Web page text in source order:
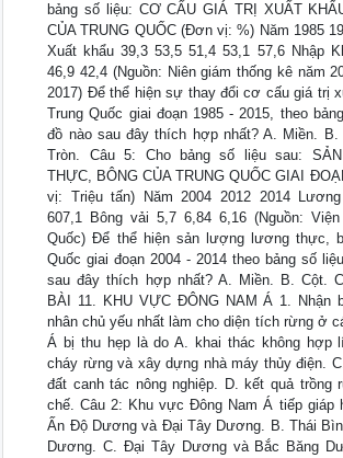
bảng số liệu: CƠ CẤU GIÁ TRỊ XUẤT
CỦA TRUNG QUỐC (Đơn vị: %) Năm 1985
Xuất khẩu 39,3 53,5 51,4 53,1 57,6 Nhập
46,9 42,4 (Nguồn: Niên giám thống kê năm
2017) Để thể hiện sự thay đổi cơ cấu giá trị
Trung Quốc giai đoạn 1985 - 2015, theo
đồ nào sau đây thích hợp nhất? A. Miền.
Tròn. Câu 5: Cho bảng số liệu sau:
THỰC, BÔNG CỦA TRUNG QUỐC GIAI
vị: Triệu tấn) Năm 2004 2012 2014
607,1 Bông vải 5,7 6,84 6,16 (Nguồn:
Quốc) Để thể hiện sản lượng lương thực,
Quốc giai đoạn 2004 - 2014 theo bảng số
sau đây thích hợp nhất? A. Miền. B. Cột.
BÀI 11. KHU VỰC ĐÔNG NAM Á 1. Nhận
nhân chủ yếu nhất làm cho diện tích rừng ở
Á bị thu hẹp là do A. khai thác không hợp
cháy rừng và xây dựng nhà máy thủy điện.
đất canh tác nông nghiệp. D. kết quả trồng
chế. Câu 2: Khu vực Đông Nam Á tiếp giáp
Ấn Độ Dương và Đại Tây Dương. B. Thái
Dương. C. Đại Tây Dương và Bắc Băng